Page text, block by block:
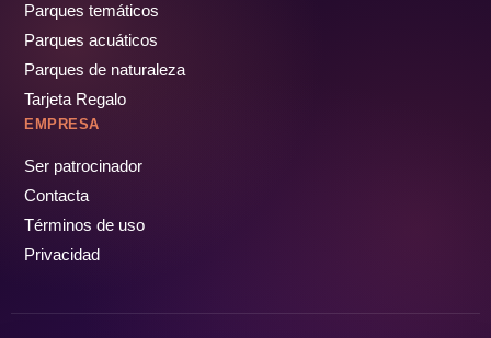
Parques temáticos
Parques acuáticos
Parques de naturaleza
Tarjeta Regalo
EMPRESA
Ser patrocinador
Contacta
Términos de uso
Privacidad